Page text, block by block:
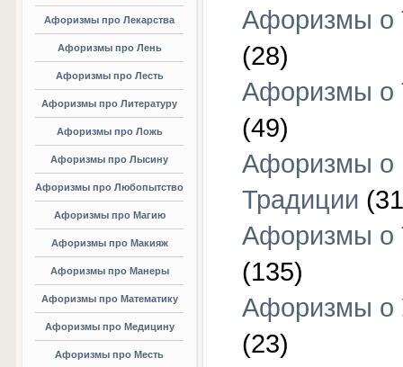
Афоризмы про Лекарства
Афоризмы про Лень
Афоризмы про Лесть
Афоризмы про Литературу
Афоризмы про Ложь
Афоризмы про Лысину
Афоризмы про Любопытство
Афоризмы про Магию
Афоризмы про Макияж
Афоризмы про Манеры
Афоризмы про Математику
Афоризмы про Медицину
Афоризмы про Месть
Афоризмы о
(28)
Афоризмы о
(49)
Афоризмы о
Традиции
Афоризмы о
(135)
Афоризмы о
(23)